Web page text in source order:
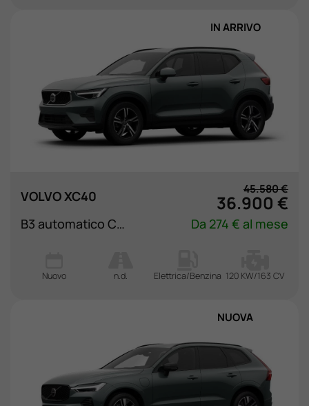
IN ARRIVO
VOLVO XC40 45.580 €
36.900 €
B3 automatico Core Da 274 € al mese
Nuovo n.d. Elettrica/Benzina 120 KW/163 CV
NUOVA